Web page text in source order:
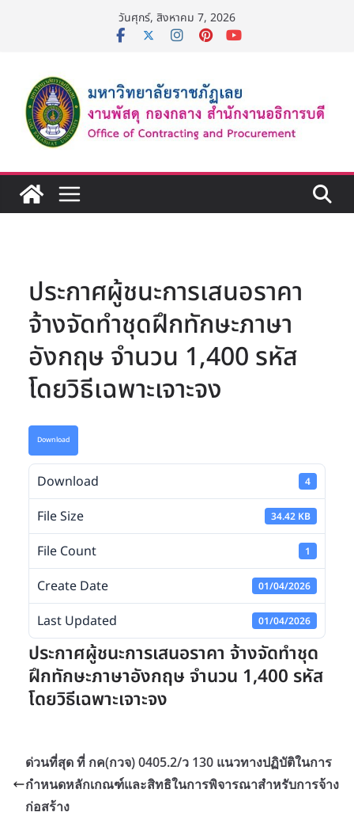
วันศุกร์, สิงหาคม 7, 2026
ประกาศผู้ชนะการเสนอราคา
จ้างจัดทำชุดฝึกทักษะภาษา
อังกฤษ จำนวน 1,400 รหัส
โดยวิธีเฉพาะเจาะจง
Download
Download 4
File Size 34.42 KB
File Count 1
Create Date 01/04/2026
Last Updated 01/04/2026
ประกาศผู้ชนะการเสนอราคา จ้างจัดทำชุด
ฝึกทักษะภาษาอังกฤษ จำนวน 1,400 รหัส
โดยวิธีเฉพาะเจาะจง
ด่วนที่สุด ที่ กค(กวจ) 0405.2/ว 130 แนวทางปฏิบัติในการ
กำหนดหลักเกณฑ์และสิทธิในการพิจารณาสำหรับการจ้าง
ก่อสร้าง